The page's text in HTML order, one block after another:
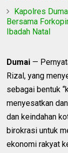
Kapolres
Bersama
Ibadah Natal
Dumai —
Rizal, yang
sebagai bentuk
menyesatkan
dan keindahan
birokrasi untuk
ekonomi rakyat